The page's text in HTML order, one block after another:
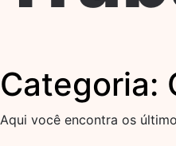
Categoria:
Aqui você encontra os